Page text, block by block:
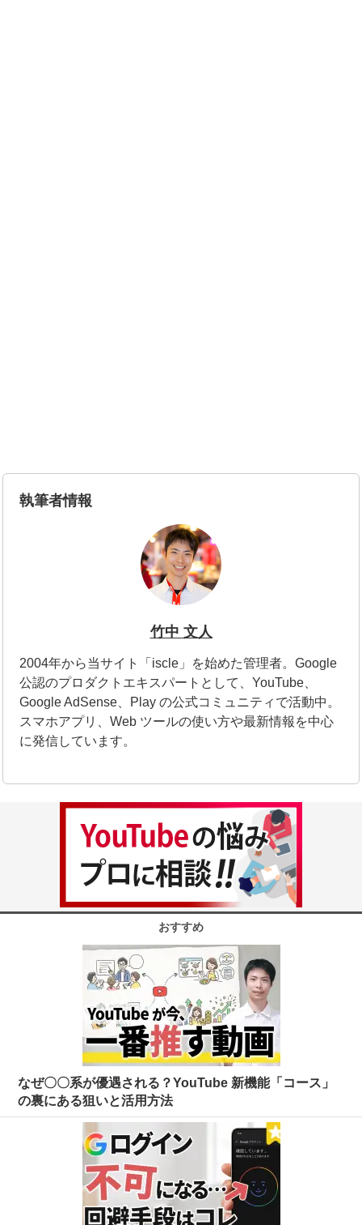
執筆者情報
竹中 文人
2004年から当サイト「iscle」を始めた管理者。Google
公認のプロダクトエキスパートとして、YouTube、
Google AdSense、Play の公式コミュニティで活動中。
スマホアプリ、Web ツールの使い方や最新情報を中心
に発信しています。
おすすめ
なぜ〇〇系が優遇される？YouTube 新機能「コース」
の裏にある狙いと活用方法